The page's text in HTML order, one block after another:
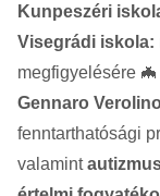
Kunpeszéri
Visegrádi iskola:
megfigyelésére 🦇
Gennaro
fenntarthatósági
valamint